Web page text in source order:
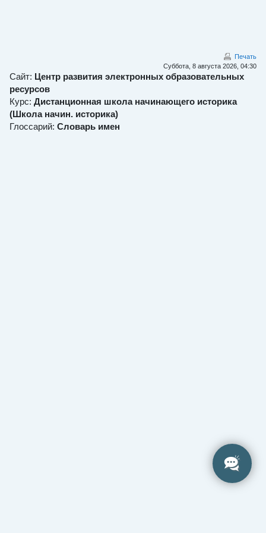
Печать
Суббота, 8 августа 2026, 04:30
Сайт: Центр развития электронных образовательных
ресурсов
Курс: Дистанционная школа начинающего историка
(Школа начин. историка)
Глоссарий: Словарь имен